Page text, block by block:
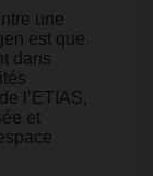
une
est que
dans
l’ETIAS,
et